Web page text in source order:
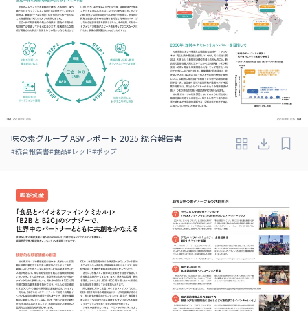
味の素グループ ASVレポート 2025 統合報告書
#統合報告書#食品#レッド#ポップ